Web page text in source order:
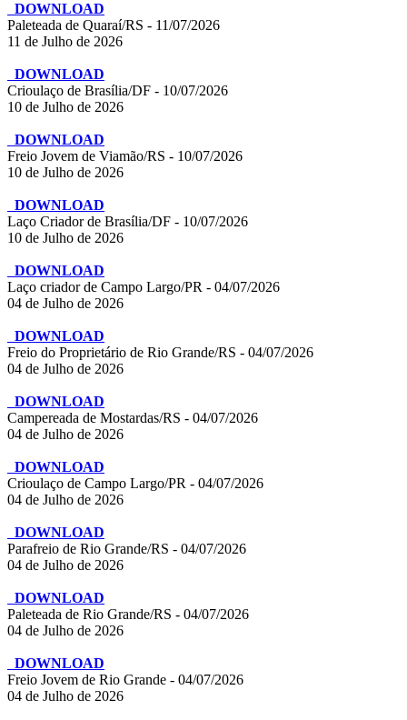
DOWNLOAD
Paleteada de Quaraí/RS - 11/07/2026
11 de Julho de 2026
DOWNLOAD
Crioulaço de Brasília/DF - 10/07/2026
10 de Julho de 2026
DOWNLOAD
Freio Jovem de Viamão/RS - 10/07/2026
10 de Julho de 2026
DOWNLOAD
Laço Criador de Brasília/DF - 10/07/2026
10 de Julho de 2026
DOWNLOAD
Laço criador de Campo Largo/PR - 04/07/2026
04 de Julho de 2026
DOWNLOAD
Freio do Proprietário de Rio Grande/RS - 04/07/2026
04 de Julho de 2026
DOWNLOAD
Campereada de Mostardas/RS - 04/07/2026
04 de Julho de 2026
DOWNLOAD
Crioulaço de Campo Largo/PR - 04/07/2026
04 de Julho de 2026
DOWNLOAD
Parafreio de Rio Grande/RS - 04/07/2026
04 de Julho de 2026
DOWNLOAD
Paleteada de Rio Grande/RS - 04/07/2026
04 de Julho de 2026
DOWNLOAD
Freio Jovem de Rio Grande - 04/07/2026
04 de Julho de 2026